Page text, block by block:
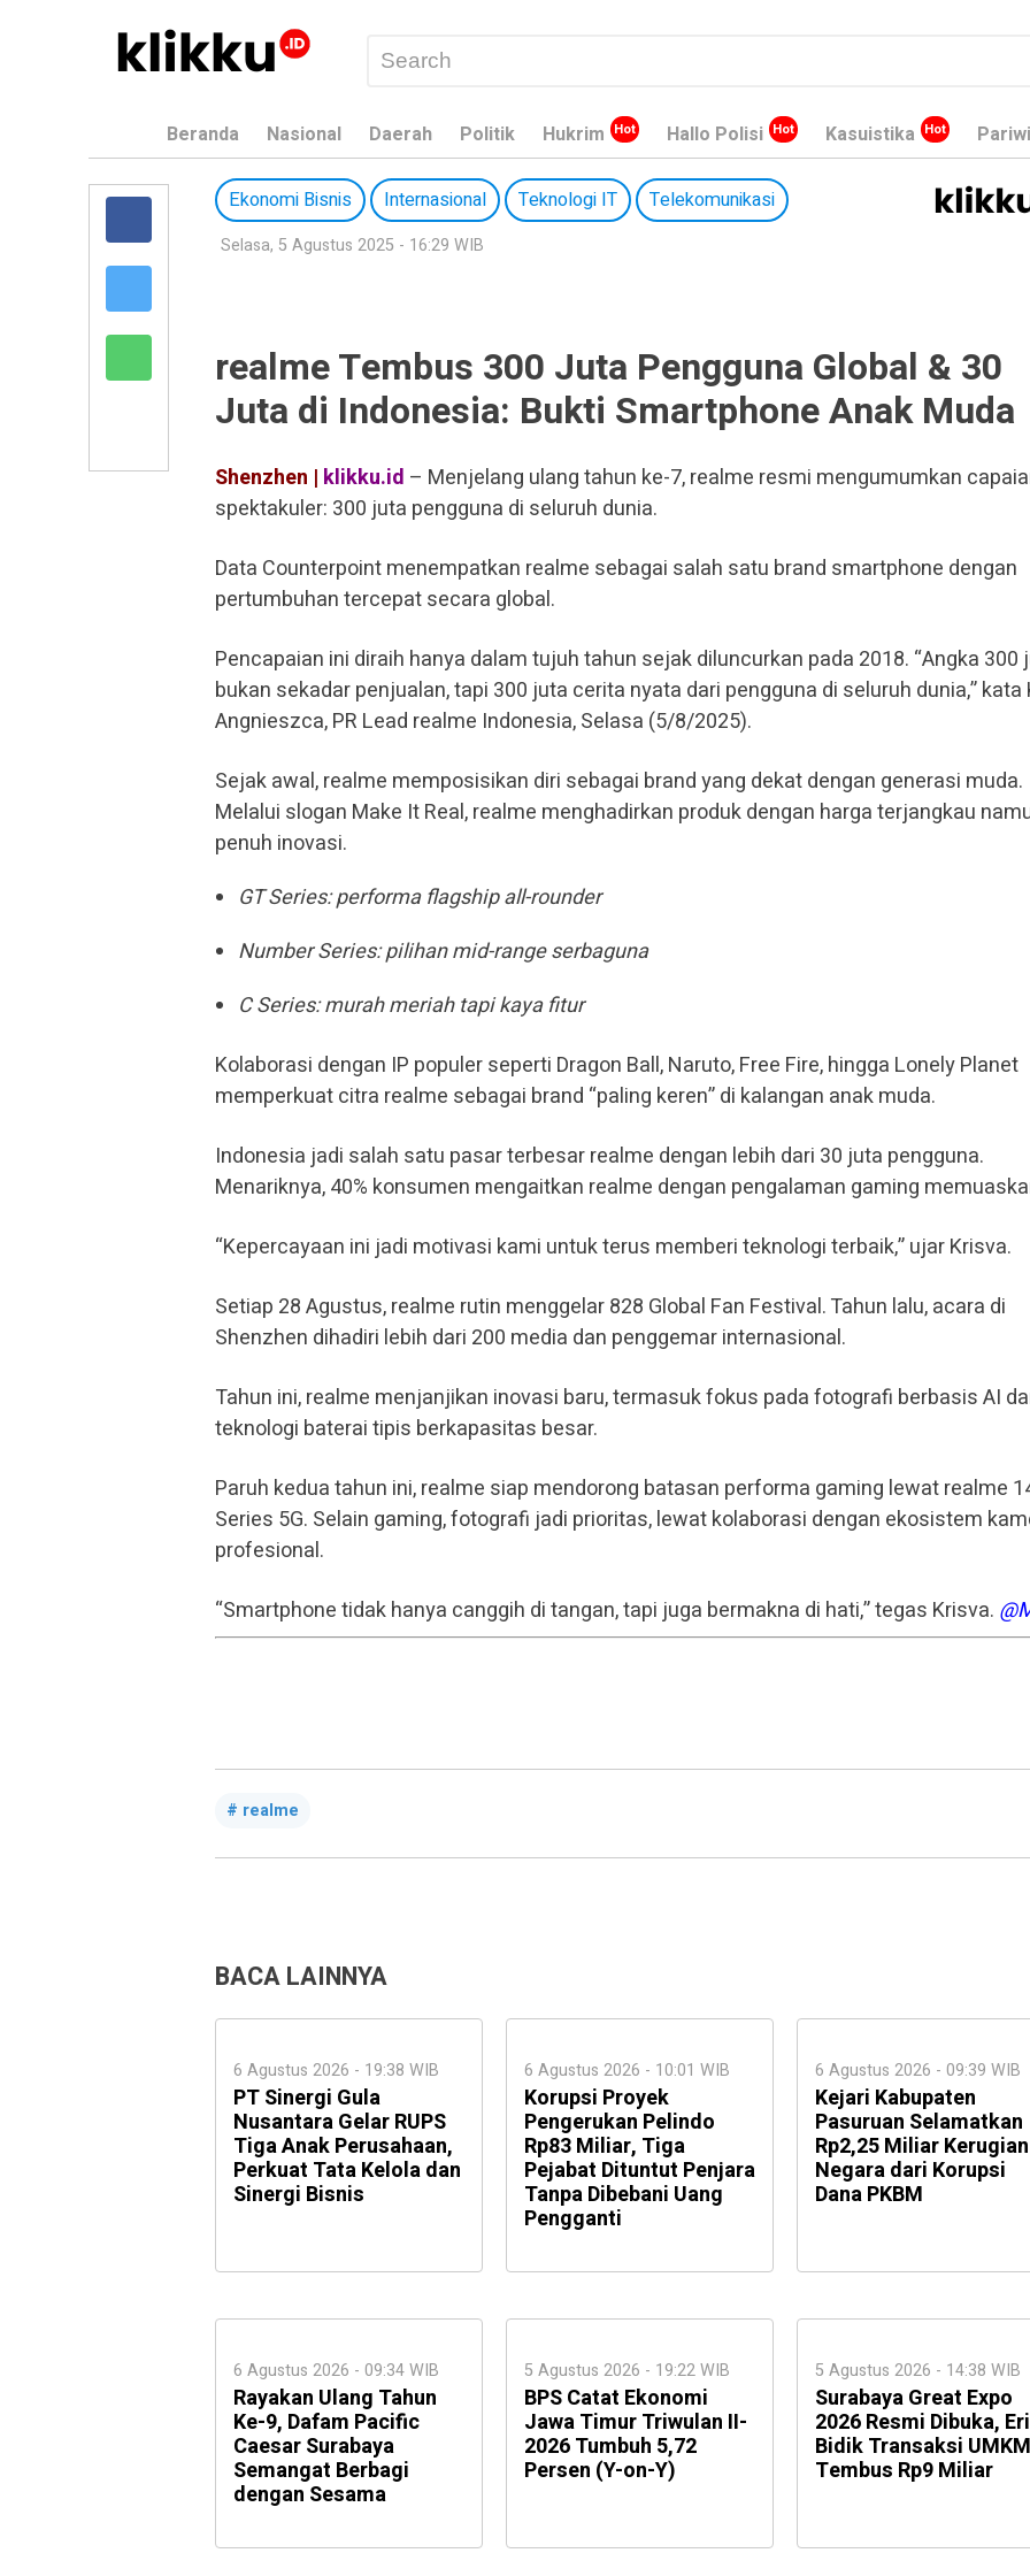
Beranda Nasional Daerah Politik Hukrim Hallo Polisi Kasuistika
Ekonomi Bisnis Internasional Teknologi IT Telekomunikasi
Selasa, 5 Agustus 2025 - 16:29 WIB
realme Tembus 300 Juta Pengguna Global & 30
Juta di Indonesia: Bukti Smartphone Anak Muda
Shenzhen | klikku.id – Menjelang ulang tahun ke-7, realme resmi mengumumkan
spektakuler: 300 juta pengguna di seluruh dunia.
Data Counterpoint menempatkan realme sebagai salah satu brand smartphone dengan
pertumbuhan tercepat secara global.
Pencapaian ini diraih hanya dalam tujuh tahun sejak diluncurkan pada 2018. “Angka 300
bukan sekadar penjualan, tapi 300 juta cerita nyata dari pengguna di seluruh dunia,” kata
Angnieszca, PR Lead realme Indonesia, Selasa (5/8/2025).
Sejak awal, realme memposisikan diri sebagai brand yang dekat dengan generasi muda.
Melalui slogan Make It Real, realme menghadirkan produk dengan harga terjangkau
penuh inovasi.
GT Series: performa flagship all-rounder
Number Series: pilihan mid-range serbaguna
C Series: murah meriah tapi kaya fitur
Kolaborasi dengan IP populer seperti Dragon Ball, Naruto, Free Fire, hingga Lonely Planet
memperkuat citra realme sebagai brand “paling keren” di kalangan anak muda.
Indonesia jadi salah satu pasar terbesar realme dengan lebih dari 30 juta pengguna.
Menariknya, 40% konsumen mengaitkan realme dengan pengalaman gaming
“Kepercayaan ini jadi motivasi kami untuk terus memberi teknologi terbaik,” ujar Krisva.
Setiap 28 Agustus, realme rutin menggelar 828 Global Fan Festival. Tahun lalu, acara di
Shenzhen dihadiri lebih dari 200 media dan penggemar internasional.
Tahun ini, realme menjanjikan inovasi baru, termasuk fokus pada fotografi berbasis AI
teknologi baterai tipis berkapasitas besar.
Paruh kedua tahun ini, realme siap mendorong batasan performa gaming lewat realme
Series 5G. Selain gaming, fotografi jadi prioritas, lewat kolaborasi dengan ekosistem
profesional.
“Smartphone tidak hanya canggih di tangan, tapi juga bermakna di hati,” tegas Krisva.
realme
BACA LAINNYA
6 Agustus 2026 - 19:38 WIB
PT Sinergi Gula
Nusantara Gelar RUPS
Tiga Anak Perusahaan,
Perkuat Tata Kelola dan
Sinergi Bisnis
6 Agustus 2026 - 10:01 WIB
Korupsi Proyek
Pengerukan Pelindo
Rp83 Miliar, Tiga
Pejabat Dituntut Penjara
Tanpa Dibebani Uang
Pengganti
6 Agustus 2026 - 09:39 WIB
Kejari Kabupaten
Pasuruan Selamatkan
Rp2,25 Miliar Kerugian
Negara dari Korupsi
Dana PKBM
6 Agustus 2026 - 09:34 WIB
Rayakan Ulang Tahun
Ke-9, Dafam Pacific
Caesar Surabaya
Semangat Berbagi
dengan Sesama
5 Agustus 2026 - 19:22 WIB
BPS Catat Ekonomi
Jawa Timur Triwulan II-
2026 Tumbuh 5,72
Persen (Y-on-Y)
5 Agustus 2026 - 14:38 WIB
Surabaya Great Expo
2026 Resmi Dibuka, Eri
Bidik Transaksi UMKM
Tembus Rp9 Miliar